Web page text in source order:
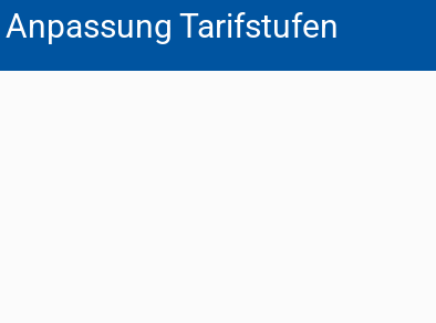
Anpassung Tarifstufen